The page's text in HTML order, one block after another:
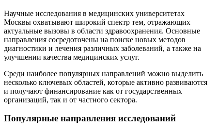
Научные исследования в медицинских университетах
Москвы охватывают широкий спектр тем, отражающих
актуальные вызовы в области здравоохранения. Основные
направления сосредоточены на поиске новых методов
диагностики и лечения различных заболеваний, а также на
улучшении качества медицинских услуг.
Среди наиболее популярных направлений можно выделить
несколько ключевых областей, которые активно развиваются
и получают финансирование как от государственных
организаций, так и от частного сектора.
Популярные направления исследований